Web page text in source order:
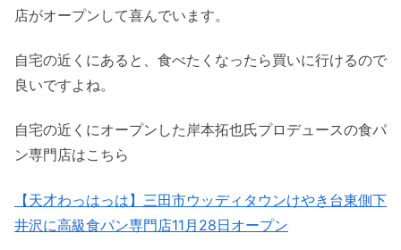
店がオープンして喜んでいます。
自宅の近くにあると、食べたくなったら買いに行けるので
良いですよね。
自宅の近くにオープンした岸本拓也氏プロデュースの食パ
ン専門店はこちら
【天才わっはっは】三田市ウッディタウンけやき台東側下
井沢に高級食パン専門店11月28日オープン